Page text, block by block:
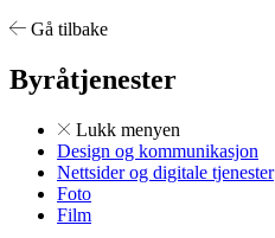
Gå tilbake
Byråtjenester
Lukk menyen
Design og kommunikasjon
Nettsider og digitale tjenester
Foto
Film